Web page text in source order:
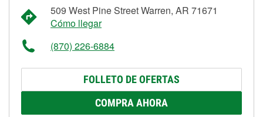
509 West Pine Street Warren, AR 71671
Cómo llegar
(870) 226-6884
FOLLETO DE OFERTAS
COMPRA AHORA